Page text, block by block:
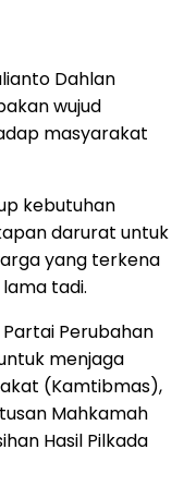
Dahlan
wujud
masyarakat
kebutuhan
darurat untuk
yang terkena
tadi.
Perubahan
menjaga
(Kamtibmas),
Mahkamah
Hasil Pilkada